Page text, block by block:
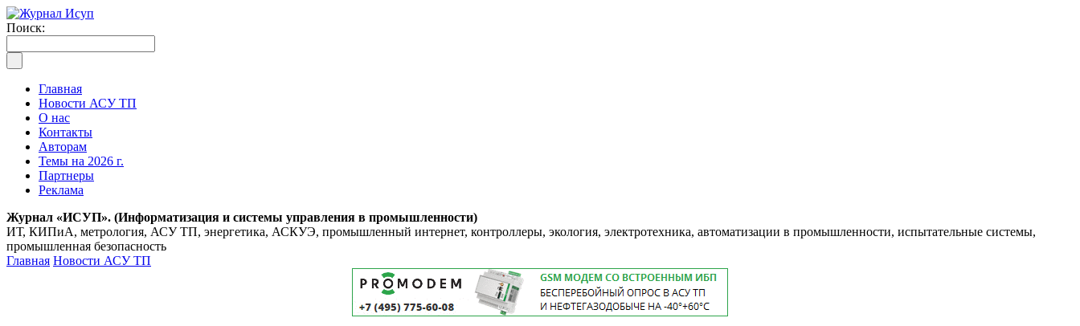
Поиск:
Главная
Новости АСУ ТП
О нас
Контакты
Авторам
Темы на 2026 г.
Партнеры
Реклама
Журнал «ИСУП». (Информатизация и системы управления в промышленности)
ИТ, КИПиА, метрология, АСУ ТП, энергетика, АСКУЭ, промышленный интернет, контроллеры, экология, электротехника, автоматизации в промышленности, испытательные системы,
промышленная безопасность
Главная Новости АСУ ТП